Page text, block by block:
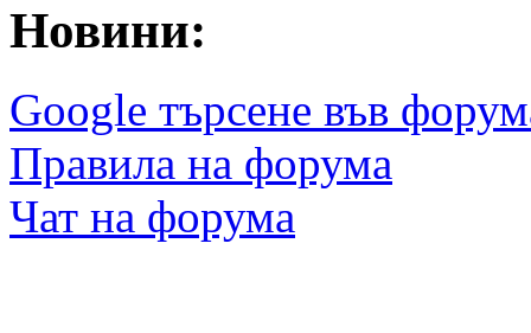
Новини:
Google търсене във
Правила на форума
Чат на форума